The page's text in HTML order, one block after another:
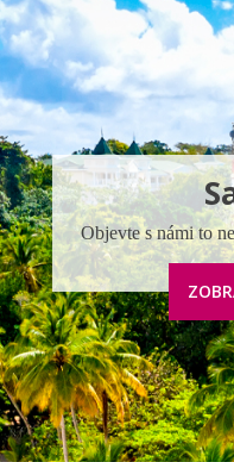
Objevte s námi to